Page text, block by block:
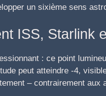
un sixième sens
ISS, Starlink
: ce point
peut atteindre -4,
– contrairement aux